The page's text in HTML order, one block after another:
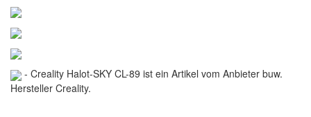
- Creality Halot-SKY CL-89 ist ein Artikel vom Anbieter buw.
Hersteller Creality.